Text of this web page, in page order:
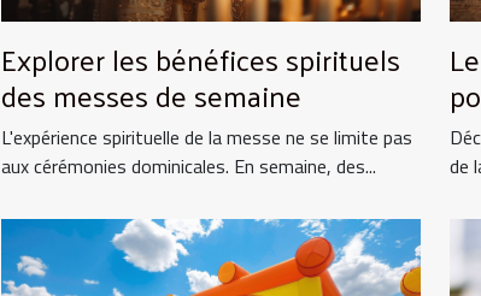
Explorer les bénéfices spirituels
des messes de semaine
L'expérience spirituelle de la messe ne se limite pas
aux cérémonies dominicales. En semaine, des...
de